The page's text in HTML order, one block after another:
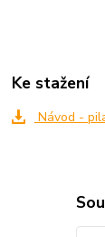
Ke stažení
Návod -